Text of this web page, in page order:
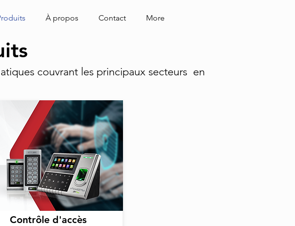
À propos Contact More
couvrant les principaux secteurs en
Contrôle d'accès